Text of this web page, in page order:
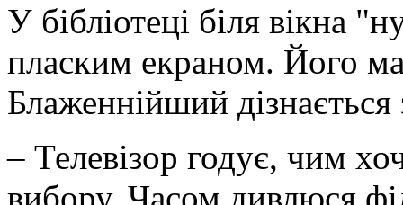
У бібліотеці біля вікна
пласким екраном. Його
Блаженнійший дізнається
– Телевізор годує, чим
вибору. Часом дивлюся